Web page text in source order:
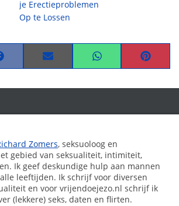
je Erectieproblemen
Op te Lossen
Share
on
Share
on
Share
on
Zomers, seksuoloog en
gebied van seksualiteit, intimiteit,
Ik geef deskundige hulp aan mannen
leeftijden. Ik schrijf voor diversen
en voor vrijendoejezo.nl schrijf ik
(lekkere) seks, daten en flirten.